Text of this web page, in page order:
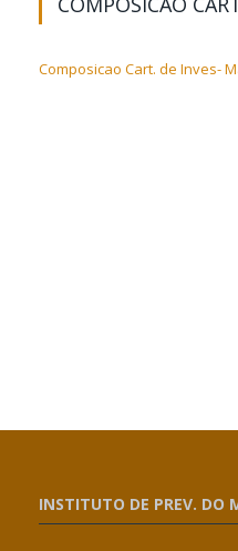
Composicao Cart. de Inves-
INSTITUTO DE PREV. DO